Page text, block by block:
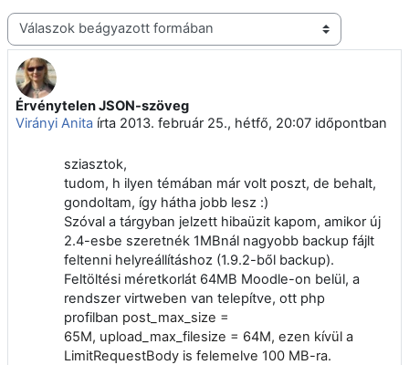
Megjelenítési mód
Érvénytelen JSON-szöveg
Virányi Anita írta 2013. február 25., hétfő, 20:07 időpontban
Válaszok szám: 5
sziasztok,
tudom, h ilyen témában már volt poszt, de behalt,
gondoltam, így hátha jobb lesz :)
Szóval a tárgyban jelzett hibaüzit kapom, amikor új
2.4-esbe szeretnék 1MBnál nagyobb backup fájlt
feltenni helyreállításhoz (1.9.2-ből backup).
Feltöltési méretkorlát 64MB Moodle-on belül, a
rendszer virtweben van telepítve, ott php
profilban post_max_size =
65M, upload_max_filesize = 64M, ezen kívül a
LimitRequestBody is felemelve 100 MB-ra.